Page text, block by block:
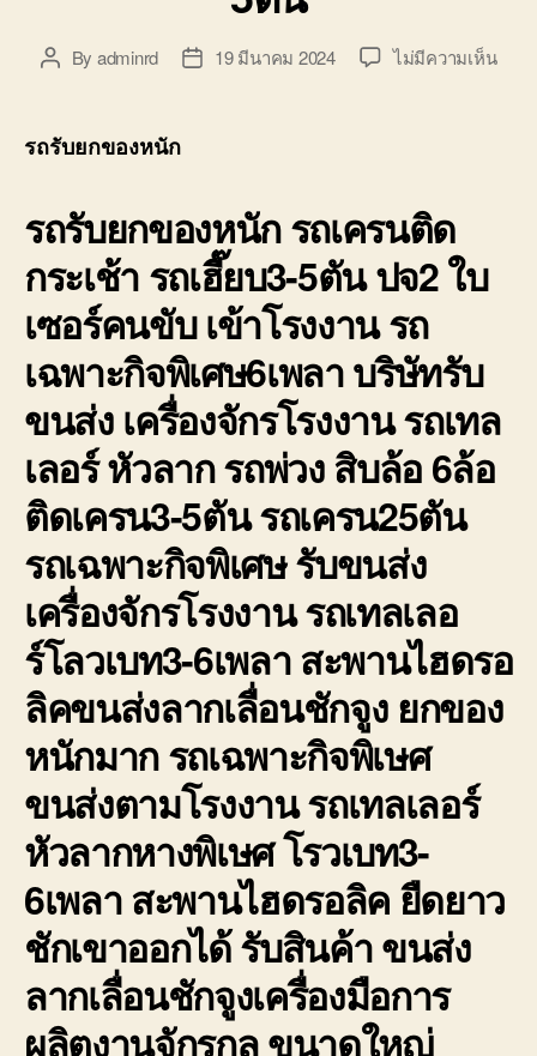
PostBy adminrd
Post19 มีนาคม 2024 ไม่มีความเห็นบน
รถรับยกของหนัก
รถรับยกของหนัก รถเครนติด
กระเช้า รถเฮี๊ยบ3-5ตัน ปจ2 ใบ
เซอร์คนขับ เข้าโรงงาน รถ
เฉพาะกิจพิเศษ6เพลา บริษัทรับ
ขนส่ง เครื่องจักรโรงงาน รถเทล
เลอร์ หัวลาก รถพ่วง สิบล้อ 6ล้อ
ติดเครน3-5ตัน รถเครน25ตัน
รถเฉพาะกิจพิเศษ รับขนส่ง
เครื่องจักรโรงงาน รถเทลเลอ
ร์โลวเบท3-6เพลา สะพานไฮดรอ
ลิคขนส่งลากเลื่อนชักจูง ยกของ
หนักมาก รถเฉพาะกิจพิเษศ
ขนส่งตามโรงงาน รถเทลเลอร์
หัวลากหางพิเษศ โรวเบท3-
6เพลา สะพานไฮดรอลิค ยืดยาว
ชักเขาออกได้ รับสินค้า ขนส่ง
ลากเลื่อนชักจูงเครื่องมือการ
ผลิตงานจักรกล ขนาดใหญ่